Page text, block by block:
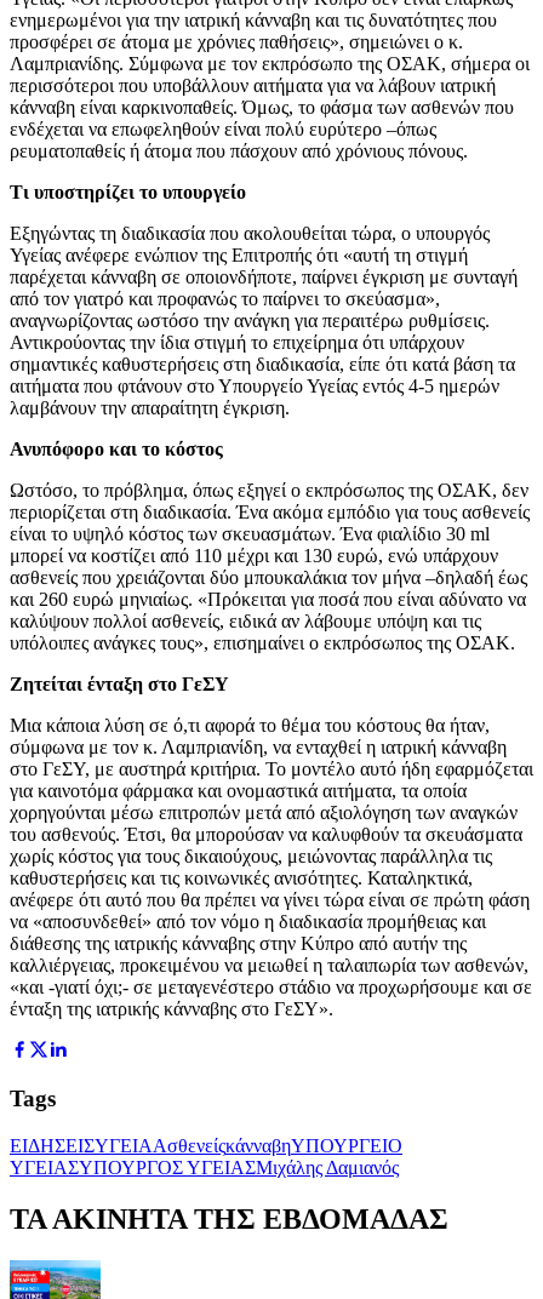
ενημερωμένοι για την ιατρική κάνναβη και τις δυνατότητες που
προσφέρει σε άτομα με χρόνιες παθήσεις», σημειώνει ο κ.
Λαμπριανίδης. Σύμφωνα με τον εκπρόσωπο της ΟΣΑΚ, σήμερα οι
περισσότεροι που υποβάλλουν αιτήματα για να λάβουν ιατρική
κάνναβη είναι καρκινοπαθείς. Όμως, το φάσμα των ασθενών που
ενδέχεται να επωφεληθούν είναι πολύ ευρύτερο –όπως
ρευματοπαθείς ή άτομα που πάσχουν από χρόνιους πόνους.
Τι υποστηρίζει το υπουργείο
Εξηγώντας τη διαδικασία που ακολουθείται τώρα, ο υπουργός
Υγείας ανέφερε ενώπιον της Επιτροπής ότι «αυτή τη στιγμή
παρέχεται κάνναβη σε οποιονδήποτε, παίρνει έγκριση με συνταγή
από τον γιατρό και προφανώς το παίρνει το σκεύασμα»,
αναγνωρίζοντας ωστόσο την ανάγκη για περαιτέρω ρυθμίσεις.
Αντικρούοντας την ίδια στιγμή το επιχείρημα ότι υπάρχουν
σημαντικές καθυστερήσεις στη διαδικασία, είπε ότι κατά βάση τα
αιτήματα που φτάνουν στο Υπουργείο Υγείας εντός 4-5 ημερών
λαμβάνουν την απαραίτητη έγκριση.
Ανυπόφορο και το κόστος
Ωστόσο, το πρόβλημα, όπως εξηγεί ο εκπρόσωπος της ΟΣΑΚ, δεν
περιορίζεται στη διαδικασία. Ένα ακόμα εμπόδιο για τους ασθενείς
είναι το υψηλό κόστος των σκευασμάτων. Ένα φιαλίδιο 30 ml
μπορεί να κοστίζει από 110 μέχρι και 130 ευρώ, ενώ υπάρχουν
ασθενείς που χρειάζονται δύο μπουκαλάκια τον μήνα –δηλαδή έως
και 260 ευρώ μηνιαίως. «Πρόκειται για ποσά που είναι αδύνατο να
καλύψουν πολλοί ασθενείς, ειδικά αν λάβουμε υπόψη και τις
υπόλοιπες ανάγκες τους», επισημαίνει ο εκπρόσωπος της ΟΣΑΚ.
Ζητείται ένταξη στο ΓεΣΥ
Μια κάποια λύση σε ό,τι αφορά το θέμα του κόστους θα ήταν,
σύμφωνα με τον κ. Λαμπριανίδη, να ενταχθεί η ιατρική κάνναβη
στο ΓεΣΥ, με αυστηρά κριτήρια. Το μοντέλο αυτό ήδη εφαρμόζεται
για καινοτόμα φάρμακα και ονομαστικά αιτήματα, τα οποία
χορηγούνται μέσω επιτροπών μετά από αξιολόγηση των αναγκών
του ασθενούς. Έτσι, θα μπορούσαν να καλυφθούν τα σκευάσματα
χωρίς κόστος για τους δικαιούχους, μειώνοντας παράλληλα τις
καθυστερήσεις και τις κοινωνικές ανισότητες. Καταληκτικά,
ανέφερε ότι αυτό που θα πρέπει να γίνει τώρα είναι σε πρώτη φάση
να «αποσυνδεθεί» από τον νόμο η διαδικασία προμήθειας και
διάθεσης της ιατρικής κάνναβης στην Κύπρο από αυτήν της
καλλιέργειας, προκειμένου να μειωθεί η ταλαιπωρία των ασθενών,
«και -γιατί όχι;- σε μεταγενέστερο στάδιο να προχωρήσουμε και σε
ένταξη της ιατρικής κάνναβης στο ΓεΣΥ».
Tags
ΕΙΔΗΣΕΙΣΥΓΕΙΑΑσθενείςκάνναβηΥΠΟΥΡΓΕΙΟ
ΥΓΕΙΑΣΥΠΟΥΡΓΟΣ ΥΓΕΙΑΣΜιχάλης Δαμιανός
ΤΑ ΑΚΙΝΗΤΑ ΤΗΣ ΕΒΔΟΜΑΔΑΣ